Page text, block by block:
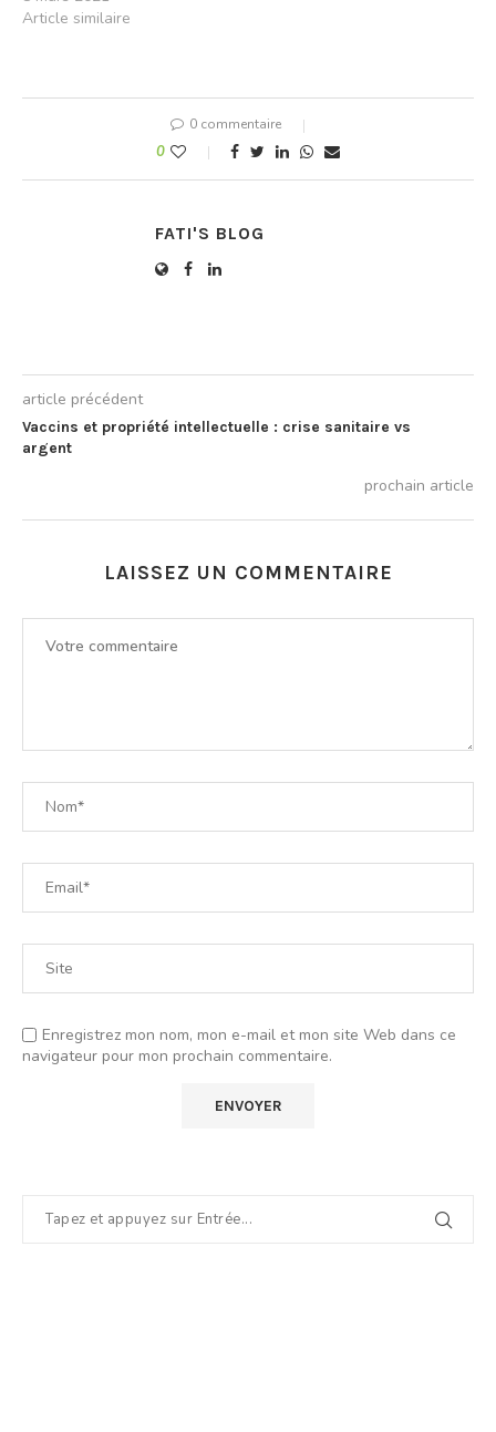
Article similaire
0 commentaire
0
FATI'S BLOG
article précédent
Vaccins et propriété intellectuelle : crise sanitaire vs
argent
prochain article
LAISSEZ UN COMMENTAIRE
Enregistrez mon nom, mon e-mail et mon site Web dans ce
navigateur pour mon prochain commentaire.